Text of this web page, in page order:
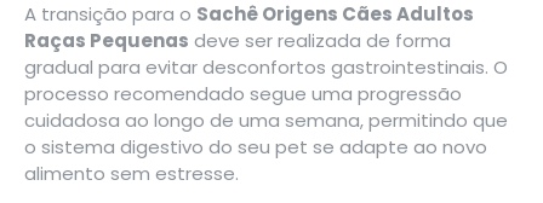
A transição para o Sachê Origens Cães Adultos
Raças Pequenas deve ser realizada de forma
gradual para evitar desconfortos gastrointestinais. O
processo recomendado segue uma progressão
cuidadosa ao longo de uma semana, permitindo que
o sistema digestivo do seu pet se adapte ao novo
alimento sem estresse.